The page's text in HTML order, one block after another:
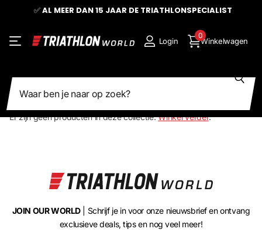
✅AL MEER DAN 15 JAAR DE TRIATHLONSPECIALIST
Login Winkelwagen
0
Weergave 1 1 2 2
Er zijn geen producten in deze collectie.Winkel verder.
JOIN OUR WORLD| Schrijf je in voor onze nieuwsbrief en ontvang
exclusieve deals, tips en nog veel meer!